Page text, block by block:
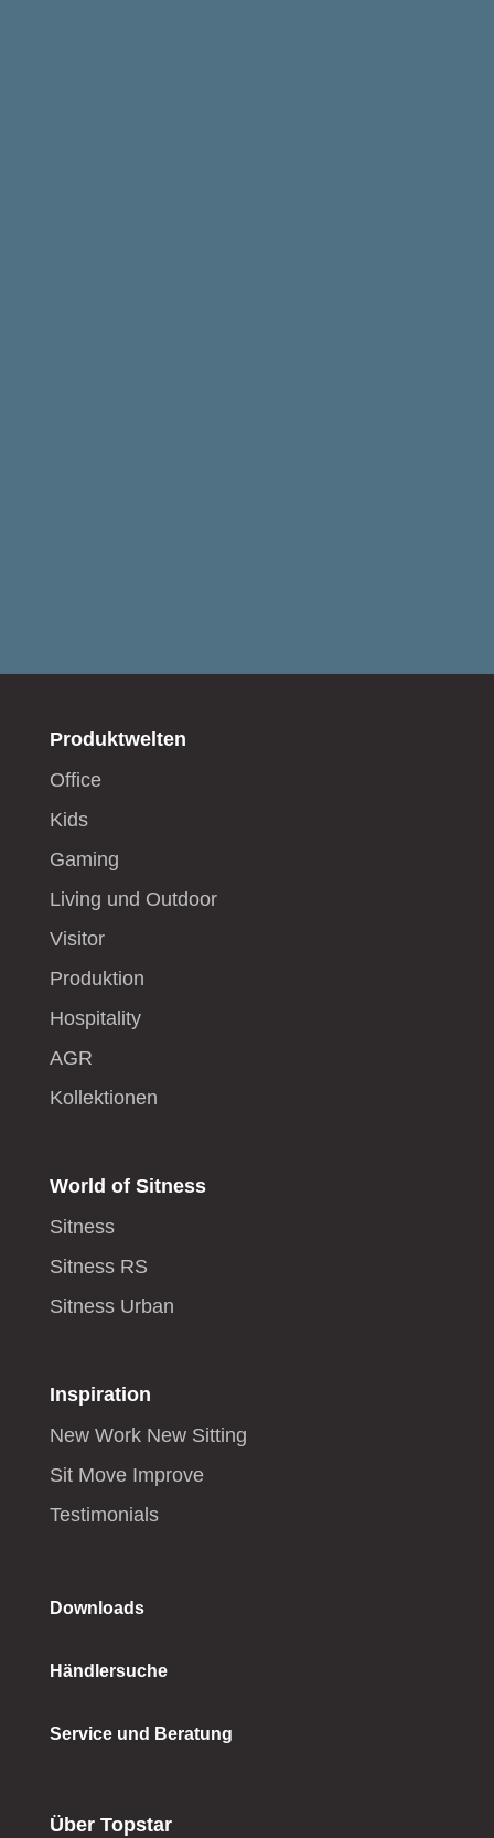
Produktwelten
Office
Kids
Gaming
Living und Outdoor
Visitor
Produktion
Hospitality
AGR
Kollektionen
World of Sitness
Sitness
Sitness RS
Sitness Urban
Inspiration
New Work New Sitting
Sit Move Improve
Testimonials
Downloads
Händlersuche
Service und Beratung
Über Topstar